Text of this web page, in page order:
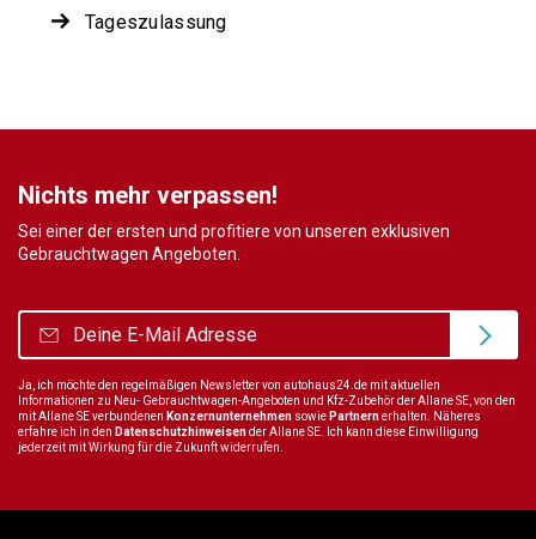
Tageszulassung
Nichts mehr verpassen!
Sei einer der ersten und profitiere von unseren exklusiven
Gebrauchtwagen Angeboten.
Ja, ich möchte den regelmäßigen Newsletter von autohaus24.de mit aktuellen
Informationen zu Neu- Gebrauchtwagen-Angeboten und Kfz-Zubehör der Allane SE, von den
mit Allane SE verbundenen Konzernunternehmen sowie Partnernerhalten. Näheres
erfahre ich in den Datenschutzhinweisender Allane SE. Ich kann diese Einwilligung
jederzeit mit Wirkung für die Zukunft widerrufen.